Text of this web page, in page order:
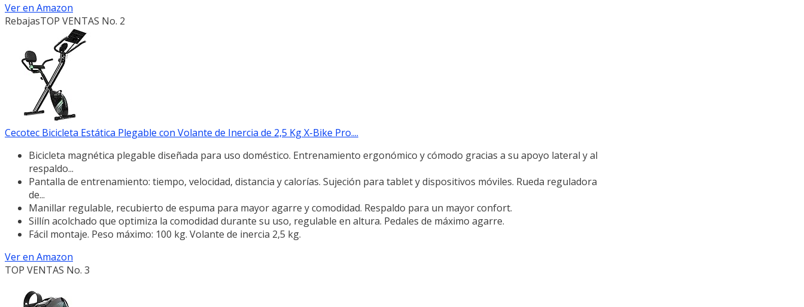
Ver en Amazon
RebajasTOP VENTAS No. 2
Cecotec Bicicleta Estática Plegable con Volante de Inercia de 2,5 Kg X-Bike Pro....
Bicicleta magnética plegable diseñada para uso doméstico. Entrenamiento ergonómico y cómodo gracias a su apoyo lateral y al
respaldo...
Pantalla de entrenamiento: tiempo, velocidad, distancia y calorías. Sujeción para tablet y dispositivos móviles. Rueda reguladora
de...
Manillar regulable, recubierto de espuma para mayor agarre y comodidad. Respaldo para un mayor confort.
Sillín acolchado que optimiza la comodidad durante su uso, regulable en altura. Pedales de máximo agarre.
Fácil montaje. Peso máximo: 100 kg. Volante de inercia 2,5 kg.
Ver en Amazon
TOP VENTAS No. 3